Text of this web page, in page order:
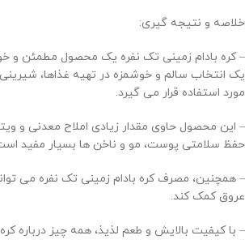
خلاصه و نتیجه گیری:
– کره بادام زمینی تک نفره یک محصول مطمئن و
یک انتخاب سالم و خوشمزه در تهیه غذاها،
مورد استفاده قرار می گیرد.
حفظ سلامتی پوست، مو و ناخن ها بسیار مفید
– همچنین، مصرف کره بادام زمینی تک نفره می
عروق کمک کند.
– با کیفیت بالایش و طعم لذیذ، همه چیز درباره